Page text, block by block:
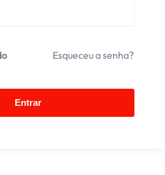
Esqueceu a senha?
Entrar